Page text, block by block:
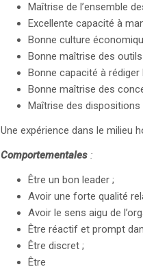
Maîtrise de l’ensemble
Excellente capacité à
Bonne culture
Bonne maîtrise des
Bonne capacité à
Bonne maîtrise des
Maîtrise des dispositions
Une expérience dans le milieu
Comportementales :
Être un bon leader ;
Avoir une forte qualité
Avoir le sens aigu de
Être réactif et prompt
Être discret ;
Être